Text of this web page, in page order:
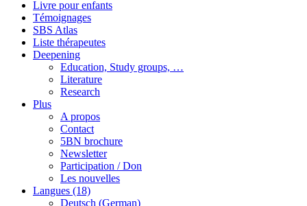
Livre pour enfants
Témoignages
SBS Atlas
Liste thérapeutes
Deepening
Education, Study groups, …
Literature
Research
Plus
A propos
Contact
5BN brochure
Newsletter
Participation / Don
Les nouvelles
Langues (18)
Deutsch (German)